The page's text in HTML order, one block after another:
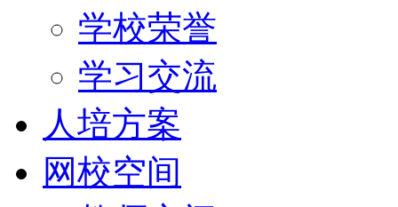
学校荣誉
学习交流
人培方案
网校空间